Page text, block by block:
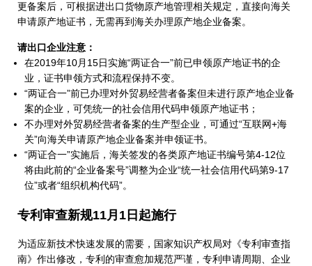
更备案后，可根据进出口货物原产地管理相关规定，直接向海关
申请原产地证书，无需再到海关办理原产地企业备案。
请出口企业注意：
在2019年10月15日实施“两证合一”前已申领原产地证书的企
业，证书申领方式和流程保持不变。
“两证合一”前已办理对外贸易经营者备案但未进行原产地企业备
案的企业，可凭统一的社会信用代码申领原产地证书；
不办理对外贸易经营者备案的生产型企业，可通过“互联网+海
关”向海关申请原产地企业备案并申领证书。
“两证合一”实施后，海关签发的各类原产地证书编号第4-12位
将由此前的“企业备案号”调整为企业“统一社会信用代码第9-17
位”或者“组织机构代码”。
专利审查新规11月1日起施行
为适应新技术快速发展的需要，国家知识产权局对《专利审查指
南》作出修改，专利的审查愈加规范严谨，专利申请周期、企业